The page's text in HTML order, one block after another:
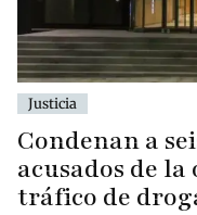
Justicia
Condenan a
acusados de
tráfico de